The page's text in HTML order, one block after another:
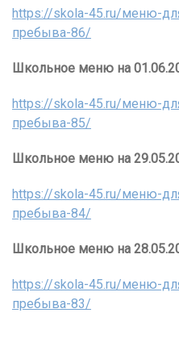
https://skola-45.ru/меню-
пребыва-86/
Школьное меню на
https://skola-45.ru/меню-
пребыва-85/
Школьное меню на
https://skola-45.ru/меню-
пребыва-84/
Школьное меню на
https://skola-45.ru/меню-
пребыва-83/